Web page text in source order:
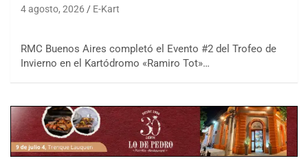
4 agosto, 2026 E-Kart
RMC Buenos Aires completó el Evento #2 del Trofeo de
Invierno en el Kartódromo «Ramiro Tot»…